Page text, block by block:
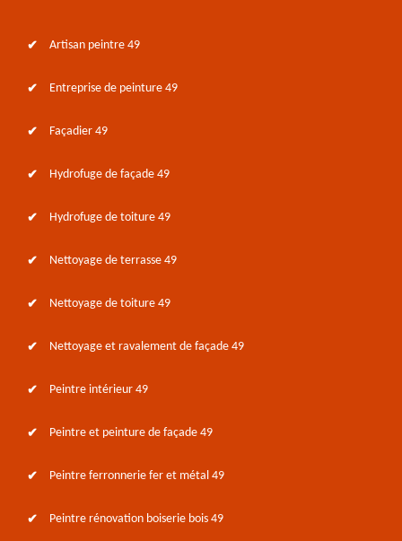
Artisan peintre 49
Entreprise de peinture 49
Façadier 49
Hydrofuge de façade 49
Hydrofuge de toiture 49
Nettoyage de terrasse 49
Nettoyage de toiture 49
Nettoyage et ravalement de façade 49
Peintre intérieur 49
Peintre et peinture de façade 49
Peintre ferronnerie fer et métal 49
Peintre rénovation boiserie bois 49